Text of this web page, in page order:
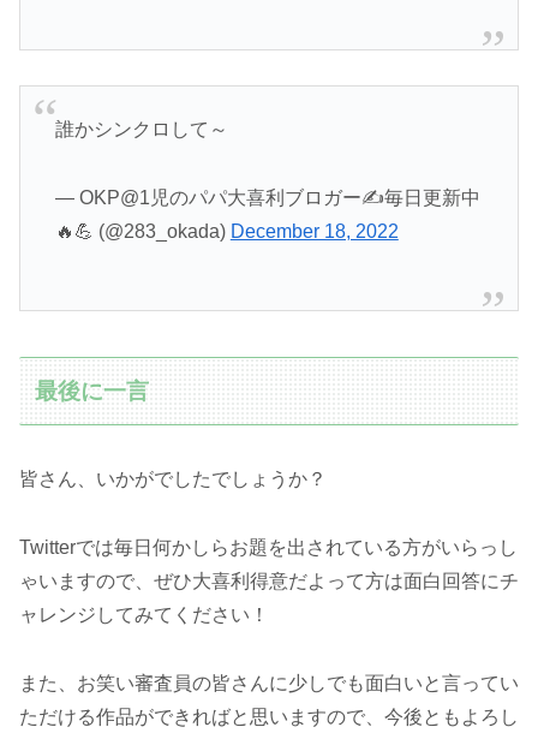
誰かシンクロして～
— OKP@1児のパパ大喜利ブロガー✍️毎日更新中
🔥💪 (@283_okada) December 18, 2022
最後に一言
皆さん、いかがでしたでしょうか？
Twitterでは毎日何かしらお題を出されている方がいらっし
ゃいますので、ぜひ大喜利得意だよって方は面白回答にチ
ャレンジしてみてください！
また、お笑い審査員の皆さんに少しでも面白いと言ってい
ただける作品ができればと思いますので、今後ともよろし